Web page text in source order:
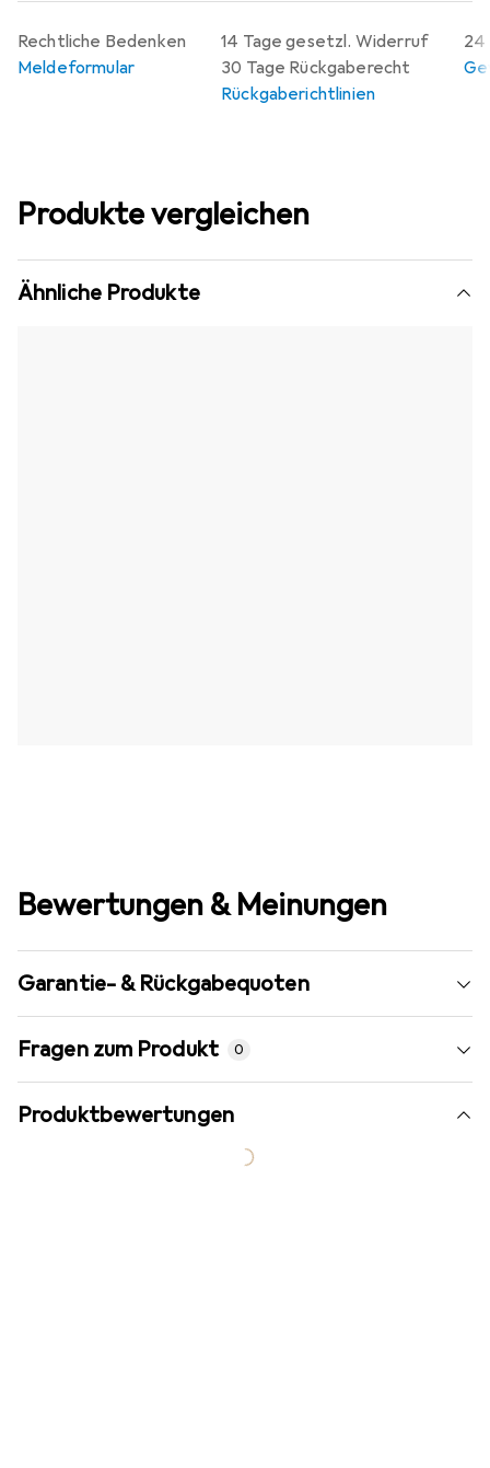
14 Tage gesetzl. Widerruf
30 Tage Rückgaberecht
Rückgaberichtlinien
24
Rechtliche Bedenken
Meldeformular
Produkte vergleichen
Ähnliche Produkte
Bewertungen & Meinungen
Garantie- & Rückgabequoten
Fragen zum Produkt 0
Produktbewertungen